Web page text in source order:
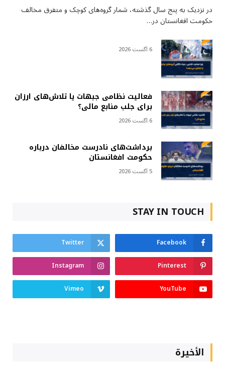
در نزدیک به پنج سال گذشته، شمار گروه‌های کوچک و متفرق مخالف
حکومت افغانستان در…
6 آگست 2026
فعالیت نظامی جبهات یا تلاش‌های ارزان
برای جلب منابع مالی؟
6 آگست 2026
برداشت‌های نادرست مخالفان درباره
حکومت افغانستان
5 آگست 2026
STAY IN TOUCH
Facebook
Twitter
Pinterest
Instagram
YouTube
Vimeo
الأخيرة